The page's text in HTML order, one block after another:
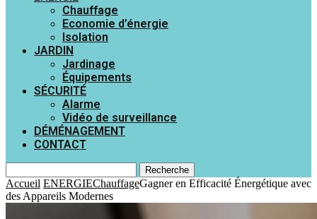
Chauffage
Economie d’énergie
Isolation
JARDIN
Jardinage
Équipements
SÉCURITÉ
Alarme
Vidéo de surveillance
DÉMÉNAGEMENT
CONTACT
Recherche
Accueil ENERGIEChauffageGagner en Efficacité Énergétique avec
des Appareils Modernes